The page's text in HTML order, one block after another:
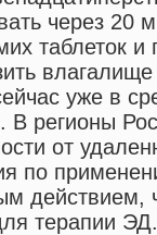
через 20
таблеток и
уже в
В регионы
от
по
действием,
терапии ЭД.